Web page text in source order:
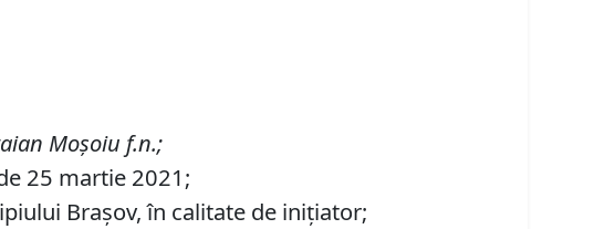
Moșoiu f.n.;
25 martie 2021;
Brașov, în calitate de inițiator;